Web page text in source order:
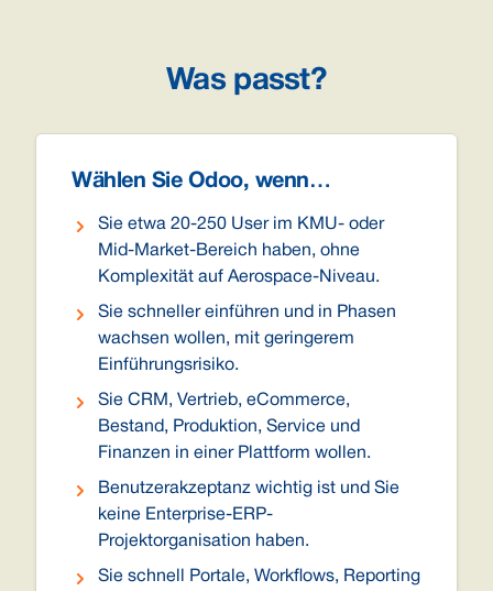
Was passt?
Wählen Sie Odoo, wenn…
Sie etwa 20-250 User im KMU- oder
Mid-Market-Bereich haben, ohne
Komplexität auf Aerospace-Niveau.
Sie schneller einführen und in Phasen
wachsen wollen, mit geringerem
Einführungsrisiko.
Sie CRM, Vertrieb, eCommerce,
Bestand, Produktion, Service und
Finanzen in einer Plattform wollen.
Benutzerakzeptanz wichtig ist und Sie
keine Enterprise-ERP-
Projektorganisation haben.
Sie schnell Portale, Workflows, Reporting